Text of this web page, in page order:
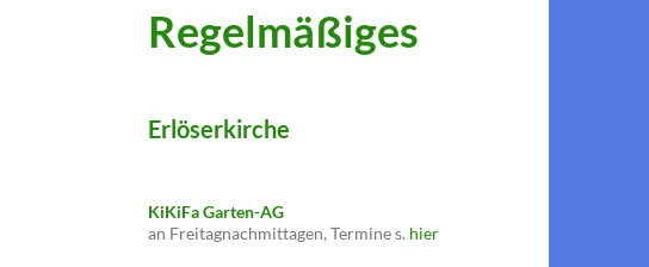
Regelmäßiges
Erlöserkirche
KiKiFa Garten-AG
an Freitagnachmittagen, Termine s. hier